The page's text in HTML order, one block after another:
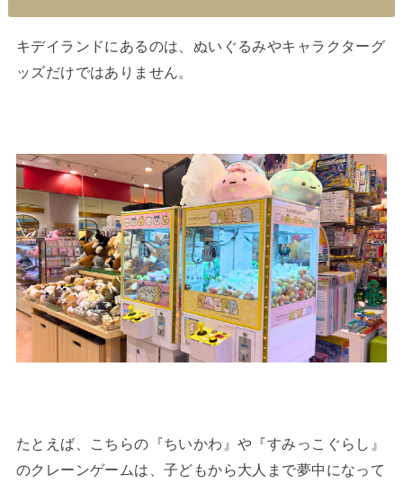
キデイランドにあるのは、ぬいぐるみやキャラクターグ
ッズだけではありません。
たとえば、こちらの『ちいかわ』や『すみっこぐらし』
のクレーンゲームは、子どもから大人まで夢中になって